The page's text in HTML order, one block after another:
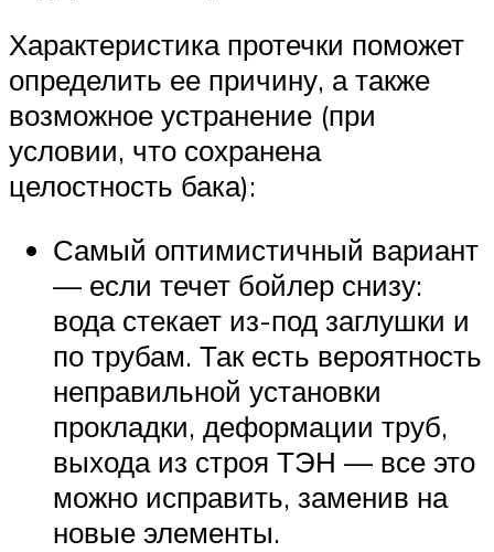
Характеристика протечки поможет
определить ее причину, а также
возможное устранение (при
условии, что сохранена
целостность бака):
Самый оптимистичный вариант
— если течет бойлер снизу:
вода стекает из-под заглушки и
по трубам. Так есть вероятность
неправильной установки
прокладки, деформации труб,
выхода из строя ТЭН — все это
можно исправить, заменив на
новые элементы.